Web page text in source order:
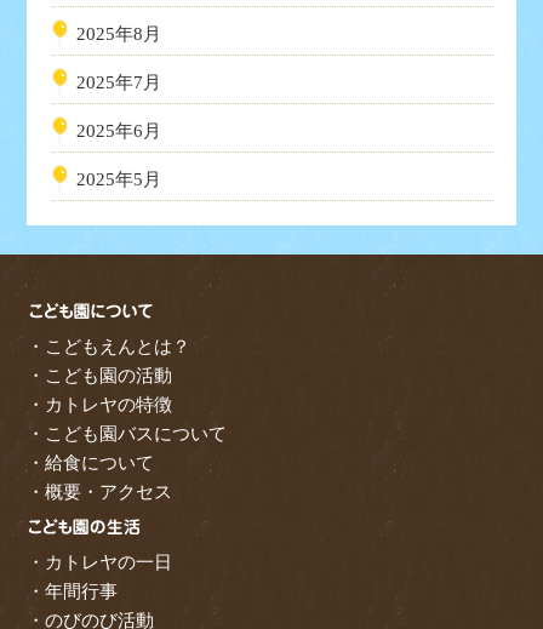
2025年8月
2025年7月
2025年6月
2025年5月
・こどもえんとは？
・こども園の活動
・カトレヤの特徴
・こども園バスについて
・給食について
・概要・アクセス
・カトレヤの一日
・年間行事
・のびのび活動